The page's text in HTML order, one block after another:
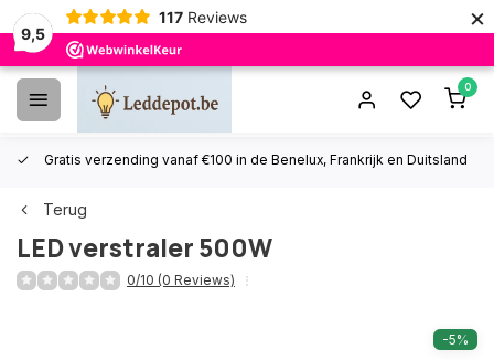
9,5
117 Reviews ×
0
Gratis verzending vanaf €100 in de Benelux, Frankrijk en Duitsland
Terug
LED verstraler 500W
0/10 (0 Reviews)
-5%